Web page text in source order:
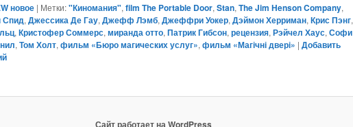
новое | Метки: "Киномания",film The Portable Door,Stan,The Jim Henson Company,
Спид,Джессика Де Гау,Джефф Лэмб,Джеффри Уокер,Дэймон Херриман,Крис Пэнг,
,Кристофер Соммерс,миранда отто,Патрик Гибсон,рецензия,Рэйчел Хаус,Софи
,Том Холт,фильм «Бюро магических услуг»,фильм «Магічні двері» |Добавить
Сайт работает на WordPress